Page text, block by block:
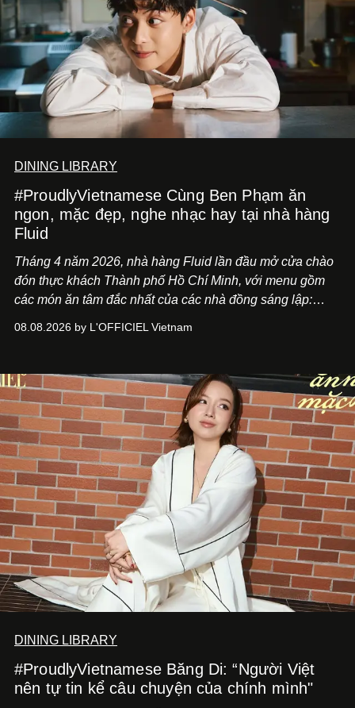
DINING LIBRARY
#ProudlyVietnamese Cùng Ben Phạm ăn
ngon, mặc đẹp, nghe nhạc hay tại nhà hàng
Fluid
Tháng 4 năm 2026, nhà hàng Fluid lần đầu mở cửa chào
đón thực khách Thành phố Hồ Chí Minh, với menu gồm
các món ăn tâm đắc nhất của các nhà đồng sáng lập:
món ăn đa dạng từ Á đến Âu nhanh chóng được yêu thích
mang đến niềm vui cho thực khách.
08.08.2026 by L'OFFICIEL Vietnam
DINING LIBRARY
#ProudlyVietnamese Băng Di: “Người Việt
nên tự tin kể câu chuyện của chính mình"